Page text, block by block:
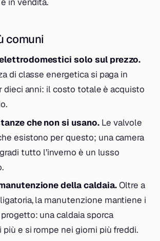
comuni
solo sul prezzo.
di classe energetica si paga in
dieci anni: il costo totale è acquisto
che non si usano.Le valvole
esistono per questo; una camera
tutto l’inverno è un lusso
della caldaia.Oltre a
la manutenzione mantiene i
una caldaia sporca
più e si rompe nei giorni più freddi.